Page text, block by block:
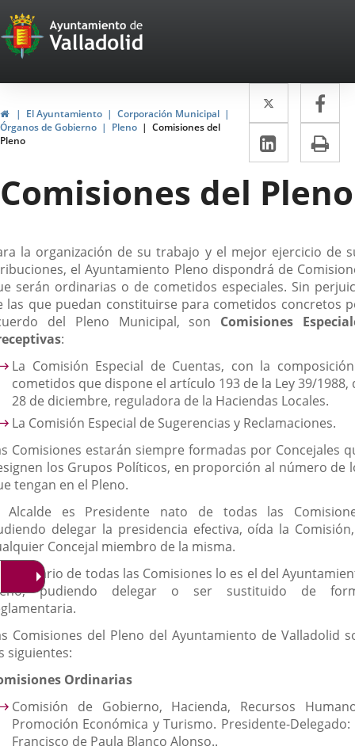
Portal
Web
del
Ayuntamiento
de
Valladolid
InicioEl Ayuntamiento
Corporación Municipal
Órganos de Gobierno
Pleno
Comisiones del
Pleno
Twitter
Enlace
a
una
externa.
a
LinkedIn
Enlace
a
una
externa.
Comisiones del Pleno
la organización de su trabajo y el mejor ejercicio de
el Ayuntamiento Pleno dispondrá de
serán ordinarias o de cometidos especiales. Sin
las que puedan constituirse para cometidos concretos
del Pleno Municipal, son Comisiones
:
La Comisión Especial de Cuentas, con la
cometidos que dispone el artículo 193 de la Ley 39/1988,
28 de diciembre, reguladora de la Haciendas Locales.
La Comisión Especial de Sugerencias y Reclamaciones.
Comisiones estarán siempre formadas por Concejales
los Grupos Políticos, en proporción al número de
tengan en el Pleno.
Alcalde es Presidente nato de todas las
delegar la presidencia efectiva, oída la
Concejal miembro de la misma.
Secretario de todas las Comisiones lo es el del
pudiendo delegar o ser sustituido de
Comisiones del Pleno del Ayuntamiento de Valladolid
siguientes:
Ordinarias
Comisión de Gobierno, Hacienda, Recursos
Promoción Económica y Turismo. Presidente-Delegado:
Francisco de Paula Blanco Alonso..